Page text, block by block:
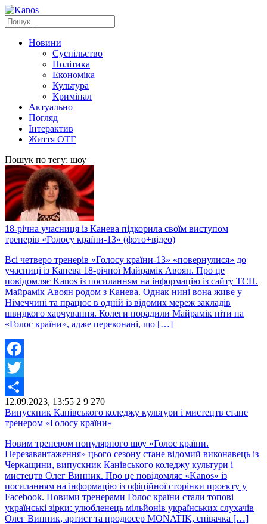
Новини
Суспільство
Політика
Економіка
Культура
Кримінал
Актуально
Погляд
Інтерактив
Життя ОТГ
Пошук по тегу: шоу
18-річна учасниця із Канева підкорила своїм виступом
тренерів «Голосу країни-13» (фото+відео)
Всі четверо тренерів «Голосу країни-13» «повернулися» до
учасниці із Канева 18-річної Майрамік Авоян. Про це
повідомляє Kanos із посиланням на інформацію із сайту ТСН.
Майрамік Авоян родом з Канева. Однак нині вона живе у
Німеччині та працює в одній із відомих мереж закладів
швидкого харчування. Колеги порадили Майрамік піти на
«Голос країни», адже переконані, що […]
Facebook
Twitter
Share
12.09.2023, 13:55 2 9 270
Випускник Канівського коледжу культури і мистецтв стане
тренером «Голосу країни»
Новим тренером популярного шоу «Голос країни.
Перезавантаження» цього сезону стане відомий виконавець із
Черкащини, випускник Канівського коледжу культури і
мистецтв Олег Винник. Про це повідомляє «Kanos» із
посиланням на інформацію із офіційної сторінки проєкту у
Facebook. Новими тренерами Голос країни стали топові
українські зірки: улюбленець мільйонів українських слухачів
Олег Винник, артист та продюсер MONATIK, співачка […]